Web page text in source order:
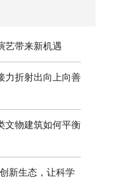
艺带来新机遇
力折射出向上向善
文物建筑如何平衡
新生态，让科学